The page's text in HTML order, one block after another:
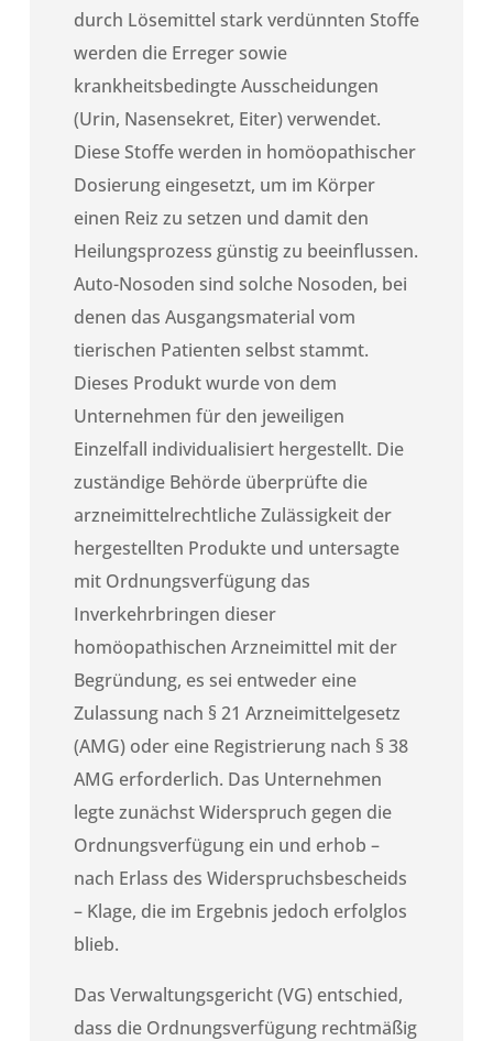
durch Lösemittel stark verdünnten Stoffe
werden die Erreger sowie
krankheitsbedingte Ausscheidungen
(Urin, Nasensekret, Eiter) verwendet.
Diese Stoffe werden in homöopathischer
Dosierung eingesetzt, um im Körper
einen Reiz zu setzen und damit den
Heilungsprozess günstig zu beeinflussen.
Auto-Nosoden sind solche Nosoden, bei
denen das Ausgangsmaterial vom
tierischen Patienten selbst stammt.
Dieses Produkt wurde von dem
Unternehmen für den jeweiligen
Einzelfall individualisiert hergestellt. Die
zuständige Behörde überprüfte die
arzneimittelrechtliche Zulässigkeit der
hergestellten Produkte und untersagte
mit Ordnungsverfügung das
Inverkehrbringen dieser
homöopathischen Arzneimittel mit der
Begründung, es sei entweder eine
Zulassung nach § 21 Arzneimittelgesetz
(AMG) oder eine Registrierung nach § 38
AMG erforderlich. Das Unternehmen
legte zunächst Widerspruch gegen die
Ordnungsverfügung ein und erhob –
nach Erlass des Widerspruchsbescheids
– Klage, die im Ergebnis jedoch erfolglos
blieb.
Das Verwaltungsgericht (VG) entschied,
dass die Ordnungsverfügung rechtmäßig